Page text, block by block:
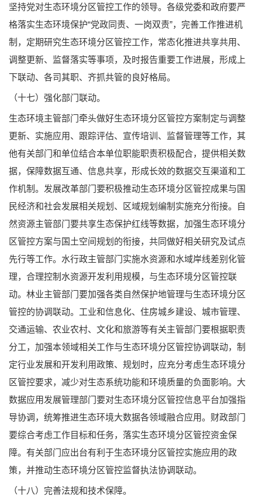
坚持党对生态环境分区管控工作的领导。各级党委和政府要严
格落实生态环境保护“党政同责、一岗双责”，完善工作推进机
制，定期研究生态环境分区管控工作，常态化推进共享共用、
调整更新、监督落实等事项，及时报告重要工作进展，形成上
下联动、各司其职、齐抓共管的良好格局。
（十七）强化部门联动。
生态环境主管部门牵头做好生态环境分区管控方案制定与调整
更新、实施应用、跟踪评估、宣传培训、监督管理等工作，其
他有关部门和单位结合本单位职能职责积极配合，提供相关数
据，保障数据互通、信息共享，形成长效的数据交互渠道和工
作机制。发展改革部门要积极推动生态环境分区管控成果与国
民经济和社会发展相关规划、区域规划编制实施充分衔接。自
然资源主管部门要共享生态保护红线等数据，加强生态环境分
区管控方案与国土空间规划的衔接，共同做好相关研究及试点
先行等工作。水行政主管部门实施水资源和水域岸线差别化管
理，合理控制水资源开发利用规模，与生态环境分区管控联
动。林业主管部门要加强各类自然保护地管理与生态环境分区
管控的协调联动。工业和信息化、住房城乡建设、城市管理、
交通运输、农业农村、文化和旅游等有关主管部门要根据职责
分工，加强本领域相关工作与生态环境分区管控协调联动，制
定行业发展和开发利用政策、规划时，应充分考虑生态环境分
区管控要求，减少对生态系统功能和环境质量的负面影响。大
数据应用发展管理部门要对生态环境分区管控信息平台加强指
导协调，统筹推进生态环境大数据各领域融合应用。财政部门
要综合考虑工作目标和任务，落实生态环境分区管控资金保
障。有关部门应出台有利于生态环境分区管控实施应用的政
策，并推动生态环境分区管控监督执法协调联动。
（十八）完善法规和技术保障。